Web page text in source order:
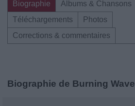
Biographie
Albums & Chansons
Téléchargements
Photos
Corrections & commentaires
Biographie de Burning Wave